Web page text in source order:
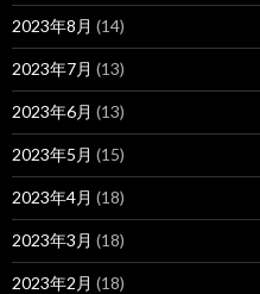
2023年8月 (14)
2023年7月 (13)
2023年6月 (13)
2023年5月 (15)
2023年4月 (18)
2023年3月 (18)
2023年2月 (18)